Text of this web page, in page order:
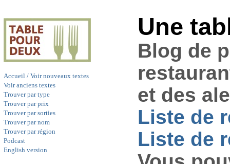
Accueil / Voir nouveaux textes
Voir anciens textes
Trouver par type
Trouver par prix
Trouver par sorties
Trouver par nom
Trouver par région
Podcast
English version
Une
Blog de
et des
Liste de
Liste de